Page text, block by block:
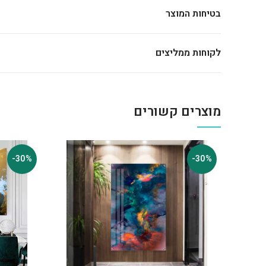
בטיחות המוצר
לקוחות ממליצים
מוצרים קשורים
-30%
-30%